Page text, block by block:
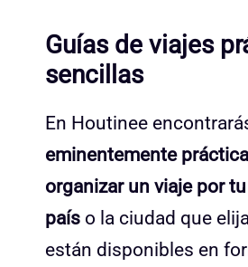
Guías de viajes
sencillas
En Houtinee
eminentemente
organizar un viaje por
país o la ciudad que
están disponibles en